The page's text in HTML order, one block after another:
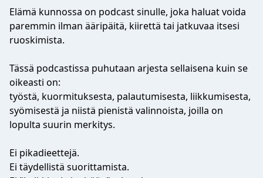
Elämä kunnossa on podcast sinulle, joka haluat voida
paremmin ilman ääripäitä, kiirettä tai jatkuvaa itsesi
ruoskimista.
Tässä podcastissa puhutaan arjesta sellaisena kuin se
oikeasti on:
työstä, kuormituksesta, palautumisesta, liikkumisesta,
syömisestä ja niistä pienistä valinnoista, joilla on
lopulta suurin merkitys.
Ei pikadieettejä.
Ei täydellistä suorittamista.